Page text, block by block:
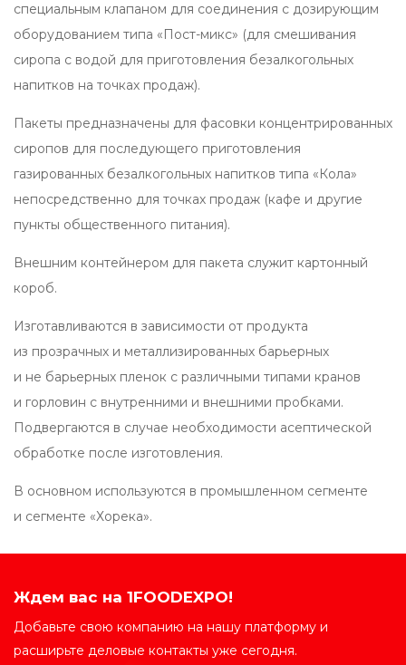
специальным клапаном для соединения с дозирующим
оборудованием типа «Пост-микс» (для смешивания
сиропа с водой для приготовления безалкогольных
напитков на точках продаж).
Пакеты предназначены для фасовки концентрированных
сиропов для последующего приготовления
газированных безалкогольных напитков типа «Кола»
непосредственно для точках продаж (кафе и другие
пункты общественного питания).
Внешним контейнером для пакета служит картонный
короб.
Изготавливаются в зависимости от продукта
из прозрачных и металлизированных барьерных
и не барьерных пленок с различными типами кранов
и горловин с внутренними и внешними пробками.
Подвергаются в случае необходимости асептической
обработке после изготовления.
В основном используются в промышленном сегменте
и сегменте «Хорека».
Ждем вас на 1FOODEXPO!
Добавьте свою компанию на нашу платформу и
расширьте деловые контакты уже сегодня.